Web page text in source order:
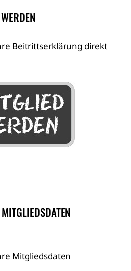
Beitrittserklärung direkt
Mitgliedsdaten